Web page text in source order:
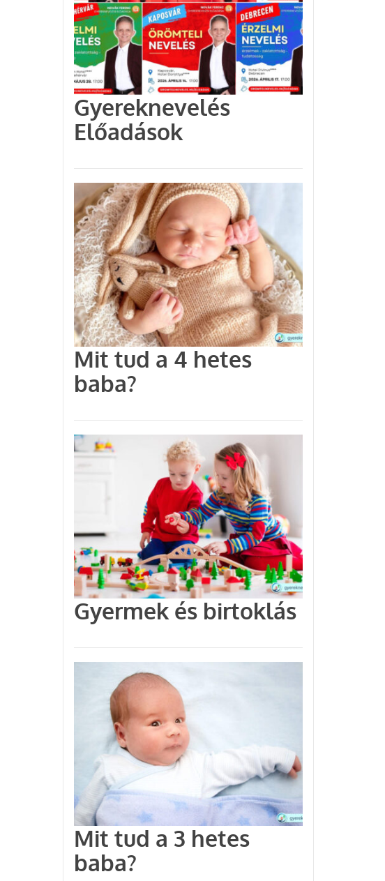
Gyereknevelés
Előadások
Mit tud a 4 hetes
baba?
Gyermek és birtoklás
Mit tud a 3 hetes
baba?